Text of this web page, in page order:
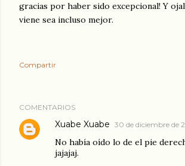
gracias por haber sido excepcional! Y
viene sea incluso mejor.
Compartir
COMENTARIOS
Xuabe Xuabe 30 de diciembre de
No había oído lo de el pie
jajajaj.